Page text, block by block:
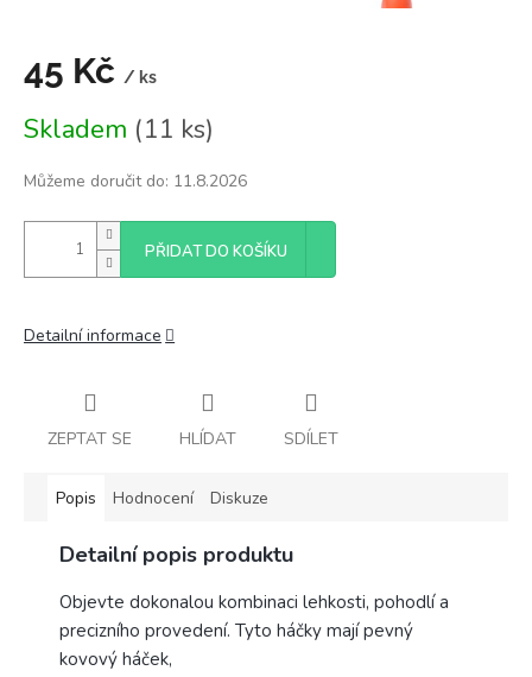
45 Kč / ks
cena:
Skladem (11 ks)
Můžeme doručit do: 11.8.2026
PŘIDAT DO KOŠÍKU
Detailní informace
ZEPTAT SE HLÍDAT SDÍLET
Popis Hodnocení Diskuze
Detailní popis produktu
Objevte dokonalou kombinaci lehkosti, pohodlí a
precizního provedení. Tyto háčky mají pevný
kovový háček,